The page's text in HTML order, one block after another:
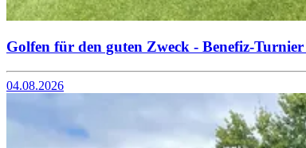
Golfen für den guten Zweck - Benefiz-
04.08.2026